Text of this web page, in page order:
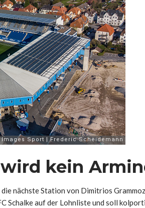
kein
nächste Station von Dimitrios
Schalke auf der Lohnliste und soll